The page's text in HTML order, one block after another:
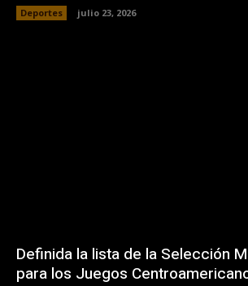
Deportes julio 23, 2026
Definida la lista de la Selección
para los Juegos